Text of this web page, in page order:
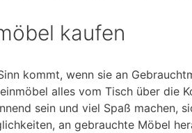
kaufen
kommt, wenn sie an
alles vom Tisch über die
sein und viel Spaß machen,
an gebrauchte Möbel